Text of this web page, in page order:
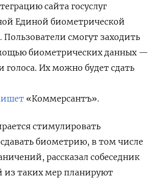
сайта госуслуг
Единой биометрической
смогут заходить
биометрических данных —
голоса. Их можно будет сдать
«Коммерсантъ».
стимулировать
биометрию, в том числе
рассказал собеседник
из таких мер планируют